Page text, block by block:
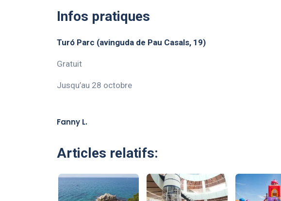
Infos pratiques
Turó Parc (avinguda de Pau Casals, 19)
Gratuit
Jusqu’au 28 octobre
Fanny L.
Articles relatifs: